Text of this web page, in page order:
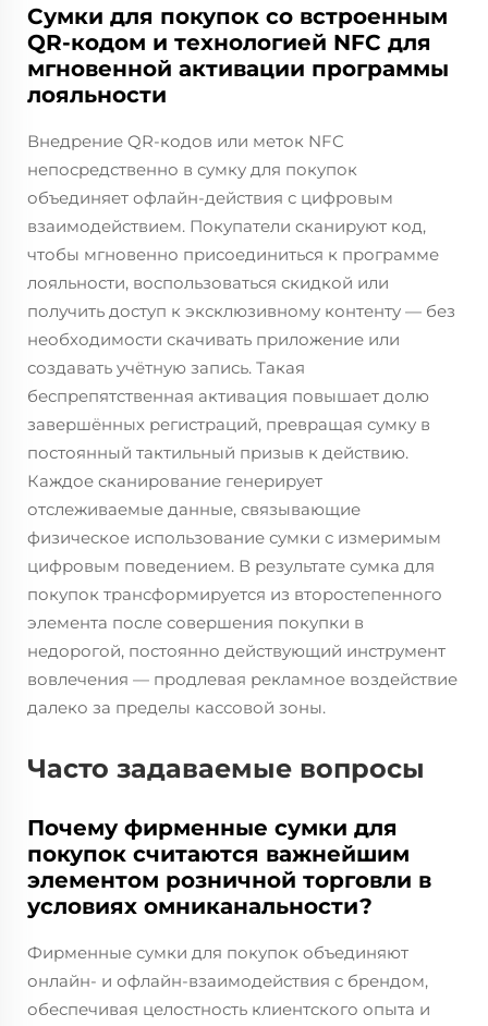
Сумки для покупок со встроенным
QR-кодом и технологией NFC для
мгновенной активации программы
лояльности
Внедрение QR-кодов или меток NFC
непосредственно в сумку для покупок
объединяет офлайн-действия с цифровым
взаимодействием. Покупатели сканируют код,
чтобы мгновенно присоединиться к программе
лояльности, воспользоваться скидкой или
получить доступ к эксклюзивному контенту — без
необходимости скачивать приложение или
создавать учётную запись. Такая
беспрепятственная активация повышает долю
завершённых регистраций, превращая сумку в
постоянный тактильный призыв к действию.
Каждое сканирование генерирует
отслеживаемые данные, связывающие
физическое использование сумки с измеримым
цифровым поведением. В результате сумка для
покупок трансформируется из второстепенного
элемента после совершения покупки в
недорогой, постоянно действующий инструмент
вовлечения — продлевая рекламное воздействие
далеко за пределы кассовой зоны.
Часто задаваемые вопросы
Почему фирменные сумки для
покупок считаются важнейшим
элементом розничной торговли в
условиях омниканальности?
Фирменные сумки для покупок объединяют
онлайн- и офлайн-взаимодействия с брендом,
обеспечивая целостность клиентского опыта и